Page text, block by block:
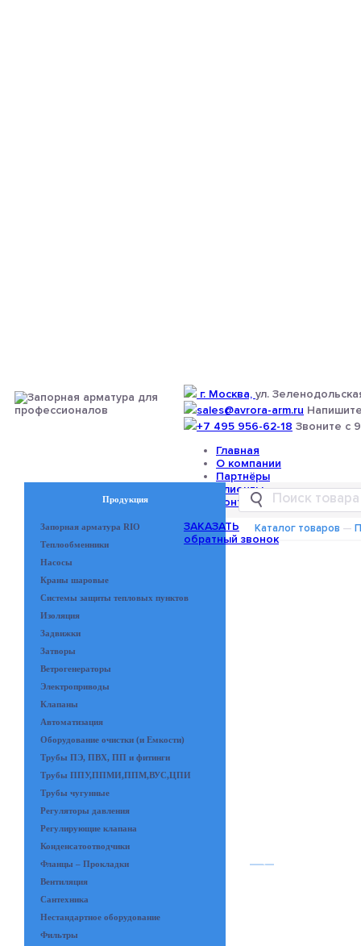
г. Москва, ул.
sales@avrora-arm.ru
+7 495 956-62-18 Звоните с
Главная
О компании
Партнёры
Клиенты
Контакты
ЗАКАЗАТЬ
обратный звонок
Продукция
Запорная арматура RIO
Теплообменники
Насосы
Краны шаровые
Системы защиты тепловых пунктов
Изоляция
Задвижки
Затворы
Ветрогенераторы
Электроприводы
Клапаны
Автоматизация
Оборудование очистки (и Емкости)
Трубы ПЭ, ПВХ, ПП и фитинги
Трубы ППУ,ППМИ,ППМ,ВУС,ЦПИ
Трубы чугунные
Регуляторы давления
Регулирующие клапана
Конденсатоотводчики
Фланцы – Прокладки
Вентиляция
Сантехника
Нестандартное оборудование
Фильтры
Каталог товаров —